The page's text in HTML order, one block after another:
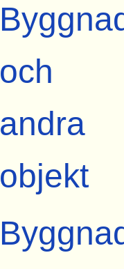
och
andra
objekt